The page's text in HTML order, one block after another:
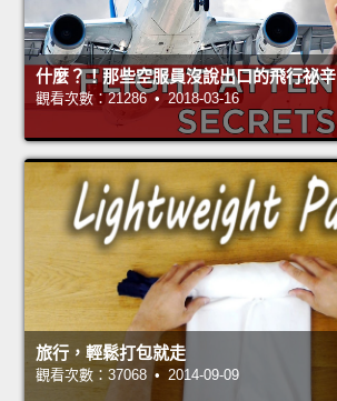
什麼？！那些空服員沒說出口的飛行祕辛
觀看次數：21286 • 2018-03-16
旅行，輕鬆打包就走
觀看次數：37068 • 2014-09-09